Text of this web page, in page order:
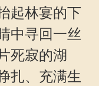
起林宴的下
中寻回一丝
死寂的湖
扎、充满生